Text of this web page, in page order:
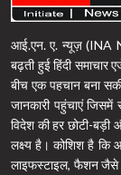
आई.एन. ए. न्यूज़ (INA
बढ़ती हुई हिंदी
बीच एक पहचान बना
जानकारी पहुंचाएं
विदेश की हर छोटी-
लक्ष्य है। कोशिश है कि
लाइफस्टाइल, फैशन जैसे